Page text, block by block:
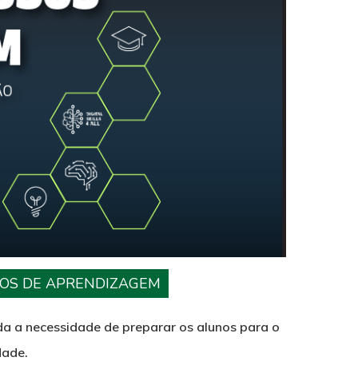
DE APRENDIZAGEM
a necessidade de preparar os alunos para o